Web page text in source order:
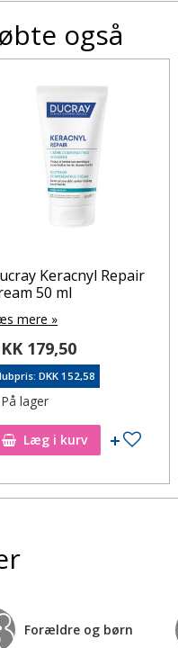
også
Keracnyl Repair
50 ml
mere »
179,50
DKK 152,58
På lager
Læg i kurv Tilføj
Forældre og børn